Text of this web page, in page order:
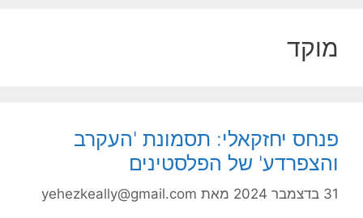
מוקד
פנחס יחזקאלי: תסמונת 'העקרב
והצפרדע' של הפלסטינים
31 בדצמבר 2024 מאת yehezkeally@gmail.com